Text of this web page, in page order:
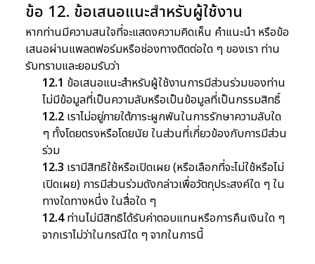
ข้อ 12. ข้อเสนอแนะสำหรับผู้ใช้งาน
หากท่านมีความสนใจที่จะแสดงความคิดเห็น คำแนะนำ หรือข้อ
เสนอผ่านแพลตฟอร์มหรือช่องทางติดต่อใด ๆ ของเรา ท่าน
รับทราบและยอมรับว่า
12.1 ข้อเสนอแนะสำหรับผู้ใช้งานการมีส่วนร่วมของท่าน
ไม่มีข้อมูลที่เป็นความลับหรือเป็นข้อมูลที่เป็นกรรมสิทธิ์
12.2 เราไม่อยู่ภายใต้ภาระผูกพันในการรักษาความลับใด
ๆ ทั้งโดยตรงหรือโดยนัย ในส่วนที่เกี่ยวข้องกับการมีส่วน
ร่วม
12.3 เรามีสิทธิใช้หรือเปิดเผย (หรือเลือกที่จะไม่ใช้หรือไม่
เปิดเผย) การมีส่วนร่วมดังกล่าวเพื่อวัตถุประสงค์ใด ๆ ใน
ทางใดทางหนึ่ง ในสื่อใด ๆ
12.4ท่านไม่มีสิทธิได้รับค่าตอบแทนหรือการคืนเงินใด ๆ
จากเราไม่ว่าในกรณีใด ๆ จากในการนี้